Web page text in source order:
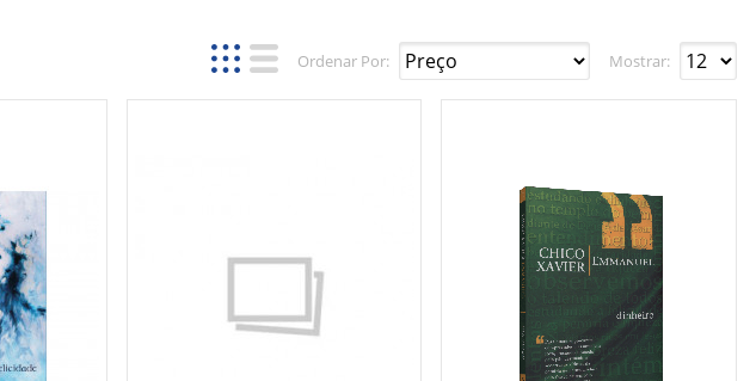
Ordenar Por: Mostrar: